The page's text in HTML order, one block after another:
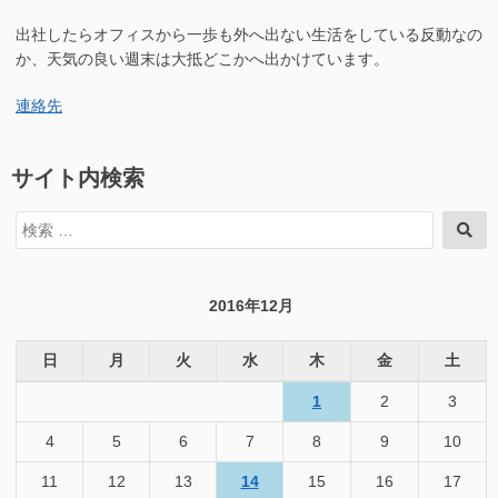
に
出社したらオフィスから一歩も外へ出ない生活をしている反動なの
か、天気の良い週末は大抵どこかへ出かけています。
連絡先
サイト内検索
検
索
索
2016年12月
日 月 火 水 木 金 土
1 2 3
4 5 6 7 8 9 10
11 12 13 14 15 16 17